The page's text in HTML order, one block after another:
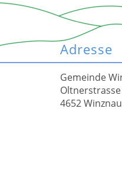
Adresse
Gemeinde
4652 Winznau